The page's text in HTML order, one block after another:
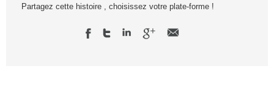
Partagez cette histoire , choisissez votre plate-forme !